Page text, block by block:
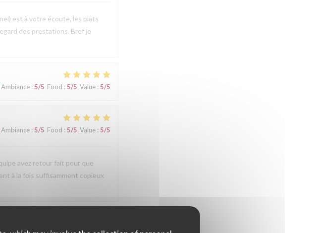
est à votre écoute, les plats
des prestations. Bref je
Ambiance: 5/5 Food : 5/5 Value: 5/5
Ambiance: 5/5 Food : 5/5 Value: 5/5
avez retour fait pour que
à la fois suffisamment copieux
Ambiance: 4/5 Food: 5 /5 Value:4/5